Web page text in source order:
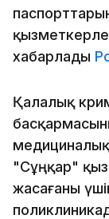
хабарлады
Қалалық
"Сұңқар"
жасағаны